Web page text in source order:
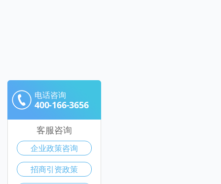
电话咨询
400-166-3656
客服咨询
企业政策咨询
招商引资政策